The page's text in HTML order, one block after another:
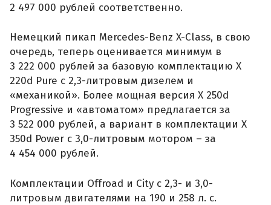
2 497 000 рублей соответственно.
Немецкий пикап Mercedes-Benz X-Class, в свою
очередь, теперь оценивается минимум в
3 222 000 рублей за базовую комплектацию X
220d Pure с 2,3-литровым дизелем и
«механикой». Более мощная версия X 250d
Progressive и «автоматом» предлагается за
3 522 000 рублей, а вариант в комплектации X
350d Power с 3,0-литровым мотором – за
4 454 000 рублей.
Комплектации Offroad и City с 2,3- и 3,0-
литровым двигателями на 190 и 258 л. с.